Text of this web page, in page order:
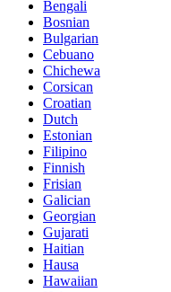
Bengali
Bosnian
Bulgarian
Cebuano
Chichewa
Corsican
Croatian
Dutch
Estonian
Filipino
Finnish
Frisian
Galician
Georgian
Gujarati
Haitian
Hausa
Hawaiian